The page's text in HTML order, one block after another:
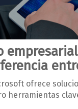
ofrece
herramientas